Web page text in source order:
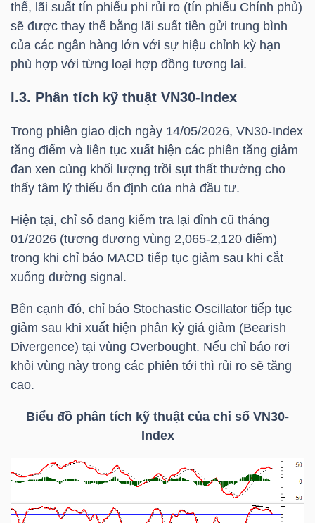
thể, lãi suất tín phiếu phi rủi ro (tín phiếu Chính phủ)
sẽ được thay thế bằng lãi suất tiền gửi trung bình
của các ngân hàng lớn với sự hiệu chỉnh kỳ hạn
phù hợp với từng loại hợp đồng tương lai.
I.3. Phân tích kỹ thuật VN30-Index
Trong phiên giao dịch ngày 14/05/2026, VN30-Index
tăng điểm và liên tục xuất hiện các phiên tăng giảm
đan xen cùng khối lượng trồi sụt thất thường cho
thấy tâm lý thiếu ổn định của nhà đầu tư.
Hiện tại, chỉ số đang kiểm tra lại đỉnh cũ tháng
01/2026 (tương đương vùng 2,065-2,120 điểm)
trong khi chỉ báo MACD tiếp tục giảm sau khi cắt
xuống đường signal.
Bên cạnh đó, chỉ báo Stochastic Oscillator tiếp tục
giảm sau khi xuất hiện phân kỳ giá giảm (Bearish
Divergence) tại vùng Overbought. Nếu chỉ báo rơi
khỏi vùng này trong các phiên tới thì rủi ro sẽ tăng
cao.
Biểu đồ phân tích kỹ thuật của chỉ số VN30-
Index
TIỆN
ÍCH
BẤT
ĐỘNG
SẢN
Mã
chứng
khoán
(-)
Tất cả Cổ phiếu Chỉ số Chứng chỉ quỹ Chứng
Lãnh
đạo
(-)
Tất cả Người nội bộ Người liên quan Cổ đông lớn
tức
(-)